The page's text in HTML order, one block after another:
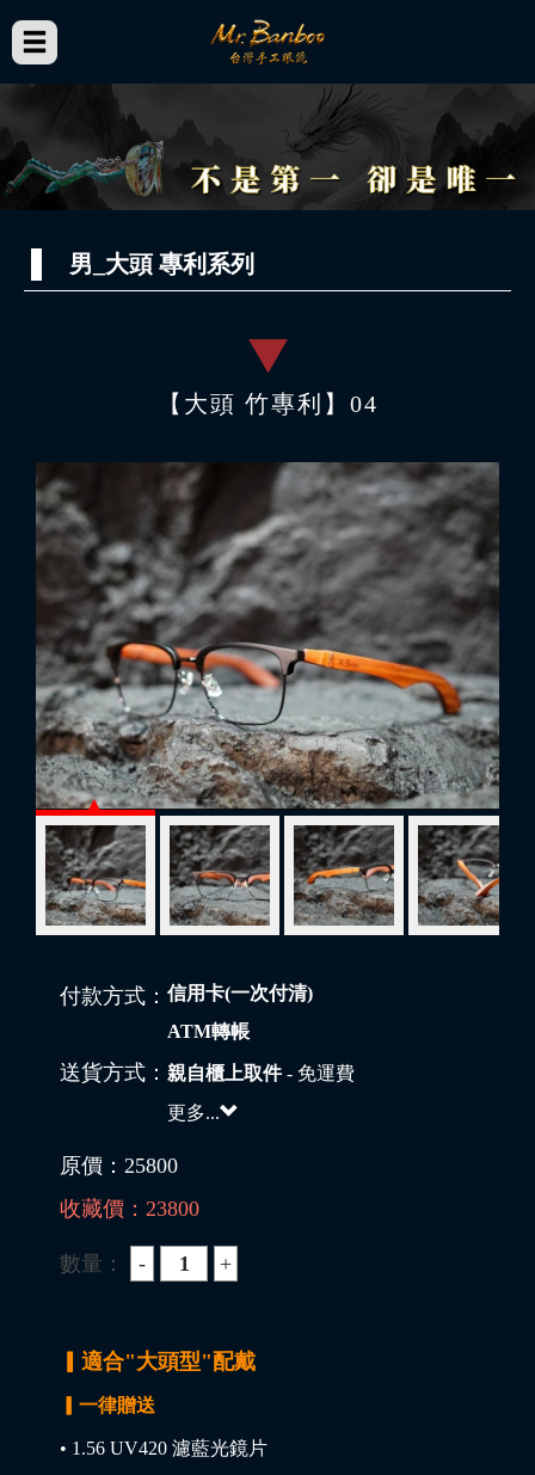
男_大頭 專利系列
【大頭 竹專利】04
付款方式： 信用卡(一次付清)
ATM轉帳
送貨方式： 親自櫃上取件- 免運費
更多...
原價： 25800
收藏價： 23800
數量：
▎適合"大頭型"配戴
▎一律贈送
• 1.56 UV420 濾藍光鏡片